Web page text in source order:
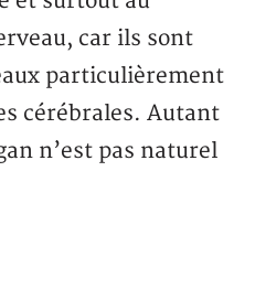
car ils sont
particulièrement
cérébrales. Autant
n’est pas naturel